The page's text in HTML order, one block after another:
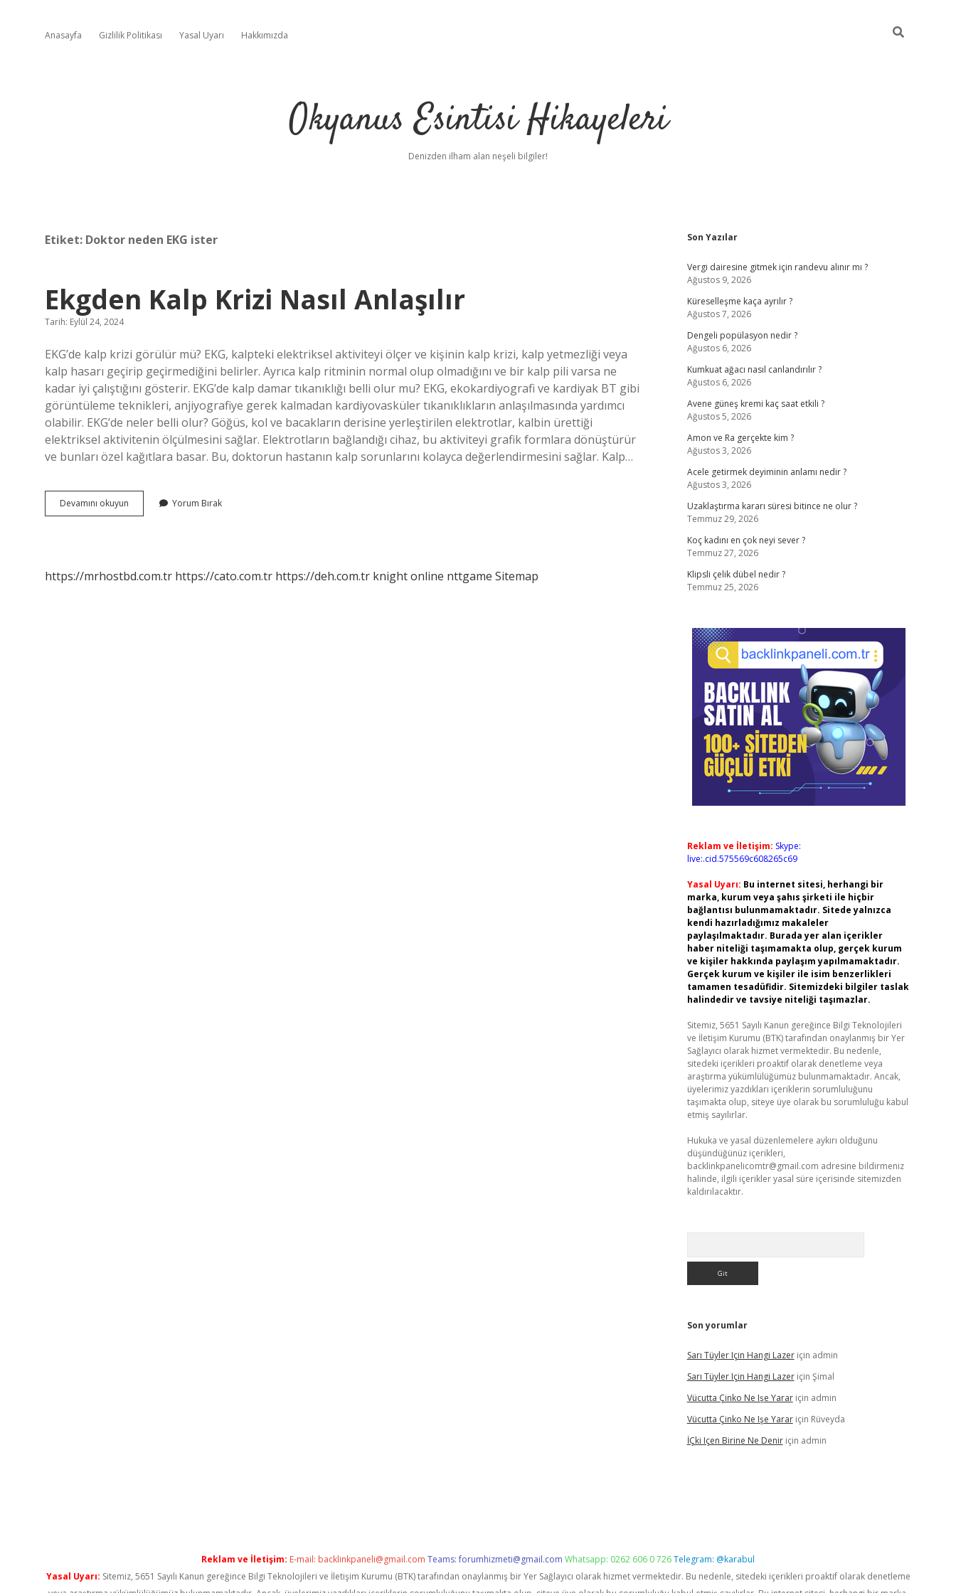
Anasayfa Gizlilik Politikası Yasal Uyarı Hakkımızda
Okyanus Esintisi Hikayeleri
Denizden ilham alan neşeli bilgiler!
Etiket: Doktor neden EKG ister
Ekgden Kalp Krizi Nasıl Anlaşılır
Tarih: Eylül 24, 2024
EKG’de kalp krizi görülür mü? EKG, kalpteki elektriksel aktiviteyi ölçer ve kişinin kalp krizi, kalp yetmezliği veya
kalp hasarı geçirip geçirmediğini belirler. Ayrıca kalp ritminin normal olup olmadığını ve bir kalp pili varsa ne
kadar iyi çalıştığını gösterir. EKG’de kalp damar tıkanıklığı belli olur mu? EKG, ekokardiyografi ve kardiyak BT gibi
görüntüleme teknikleri, anjiyografiye gerek kalmadan kardiyovasküler tıkanıklıkların anlaşılmasında yardımcı
olabilir. EKG’de neler belli olur? Göğüs, kol ve bacakların derisine yerleştirilen elektrotlar, kalbin ürettiği
elektriksel aktivitenin ölçülmesini sağlar. Elektrotların bağlandığı cihaz, bu aktiviteyi grafik formlara dönüştürür
ve bunları özel kağıtlara basar. Bu, doktorun hastanın kalp sorunlarını kolayca değerlendirmesini sağlar. Kalp…
Devamını okuyun
Kalp
Yorum Bırak
https://mrhostbd.com.tr https://cato.com.tr https://deh.com.tr knight online nttgame Sitemap
Sidebar
Son Yazılar
Vergi dairesine gitmek için randevu alınır mı ?
Ağustos 9, 2026
Küreselleşme kaça ayrılır ?
Ağustos 7, 2026
Dengeli popülasyon nedir ?
Ağustos 6, 2026
Kumkuat ağacı nasıl canlandırılır ?
Ağustos 6, 2026
Avene güneş kremi kaç saat etkili ?
Ağustos 5, 2026
Amon ve Ra gerçekte kim ?
Ağustos 3, 2026
Acele getirmek deyiminin anlamı nedir ?
Ağustos 3, 2026
Uzaklaştırma kararı süresi bitince ne olur ?
Temmuz 29, 2026
Koç kadını en çok neyi sever ?
Temmuz 27, 2026
Klipsli çelik dübel nedir ?
Temmuz 25, 2026
Reklam ve İletişim: Skype:
live:.cid.575569c608265c69
Yasal Uyarı: Bu internet sitesi, herhangi bir
marka, kurum veya şahıs şirketi ile hiçbir
bağlantısı bulunmamaktadır. Sitede yalnızca
kendi hazırladığımız makaleler
paylaşılmaktadır. Burada yer alan içerikler
haber niteliği taşımamakta olup, gerçek kurum
ve kişiler hakkında paylaşım yapılmamaktadır.
Gerçek kurum ve kişiler ile isim benzerlikleri
tamamen tesadüfidir. Sitemizdeki bilgiler taslak
halindedir ve tavsiye niteliği taşımazlar.
Sitemiz, 5651 Sayılı Kanun gereğince Bilgi Teknolojileri
ve İletişim Kurumu (BTK) tarafından onaylanmış bir Yer
Sağlayıcı olarak hizmet vermektedir. Bu nedenle,
sitedeki içerikleri proaktif olarak denetleme veya
araştırma yükümlülüğümüz bulunmamaktadır. Ancak,
üyelerimiz yazdıkları içeriklerin sorumluluğunu
taşımakta olup, siteye üye olarak bu sorumluluğu kabul
etmiş sayılırlar.
Hukuka ve yasal düzenlemelere aykırı olduğunu
düşündüğünüz içerikleri,
backlinkpanelicomtr@gmail.com adresine bildirmeniz
halinde, ilgili içerikler yasal süre içerisinde sitemizden
kaldırılacaktır.
Son yorumlar
Sarı Tüyler Için Hangi Lazeriçin admin
Sarı Tüyler Için Hangi Lazeriçin Şimal
Vücutta Çinko Ne Işe Yarariçin admin
Vücutta Çinko Ne Işe Yarariçin Rüveyda
İÇki Içen Birine Ne Deniriçin admin
Reklam ve İletişim: E-mail: backlinkpaneli@gmail.com Teams:forumhizmeti@gmail.com Whatsapp: 0262 606 0 726Telegram: @karabul
Yasal Uyarı: Sitemiz, 5651 Sayılı Kanun gereğince Bilgi Teknolojileri ve İletişim Kurumu (BTK) tarafından onaylanmış bir Yer Sağlayıcı olarak hizmet vermektedir. Bu nedenle, sitedeki içerikleri proaktif olarak denetleme